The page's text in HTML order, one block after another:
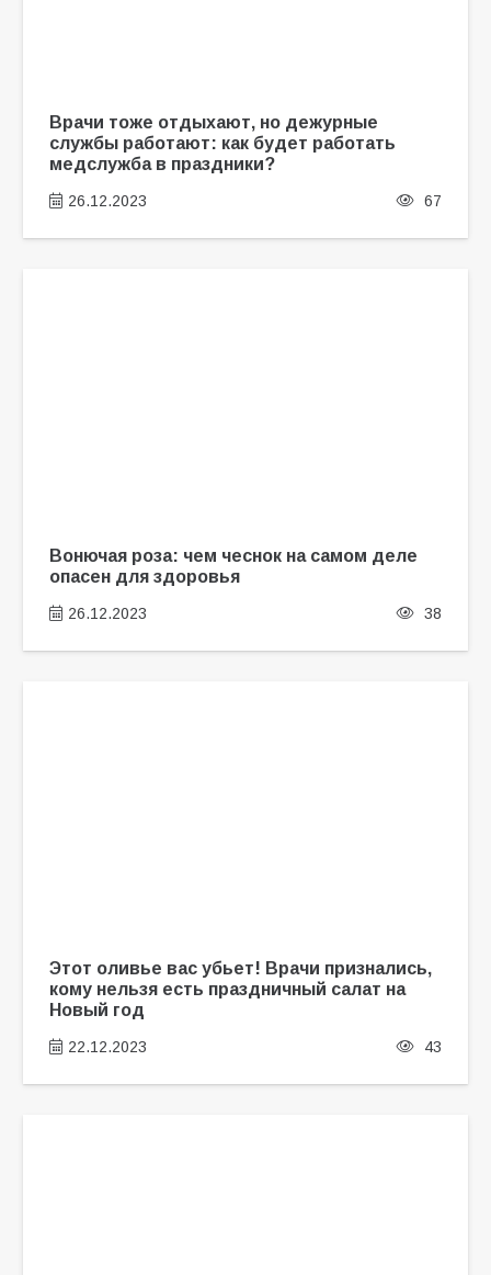
Врачи тоже отдыхают, но дежурные
службы работают: как будет работать
медслужба в праздники?
26.12.2023 67
Вонючая роза: чем чеснок на самом деле
опасен для здоровья
26.12.2023 38
Этот оливье вас убьет! Врачи признались,
кому нельзя есть праздничный салат на
Новый год
22.12.2023 43